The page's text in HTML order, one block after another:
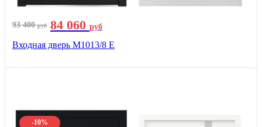
93 400руб 84 060 руб
Входная дверь М1013/8 E
-10%